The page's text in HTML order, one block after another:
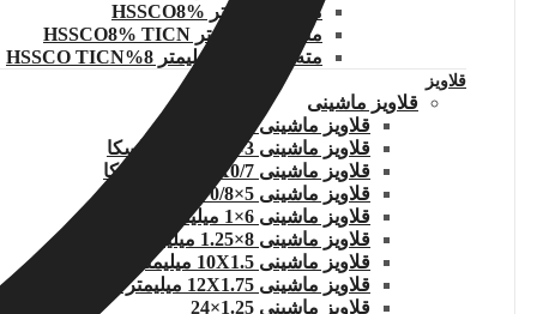
مته 12 میلیمتر HSSCO8%
مته 12.5 میلیمتر HSSCO8% TICN
مته کبالت 13 میلیمتر 8%HSSCO TICN
قلاویز
قلاویز ماشینی
قلاویز ماشینی 2.5 میلیمتر
قلاویز ماشینی 3×0/5 میلیمتر.اسکا
قلاویز ماشینی 4X0/7 میلیمتر اسکا
قلاویز ماشینی 5×0/8 میلیمتر اسکا
قلاویز ماشینی 6×1 میلیمتر اسکا
قلاویز ماشینی 8×1.25 میلیمتر .اسکا
قلاویز ماشینی 10X1.5 میلیمتر .اسکا
قلاویز ماشینی 12X1.75 میلیمتر اسکا
قلاویز ماشینی 1.25×24